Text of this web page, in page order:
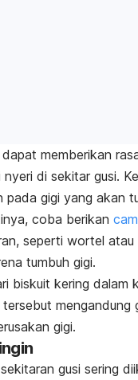
memberikan
di sekitar gusi.
pada gigi yang akan
coba berikan
seperti wortel
tumbuh gigi.
biskuit kering dalam
mengandung
gigi.
gusi sering